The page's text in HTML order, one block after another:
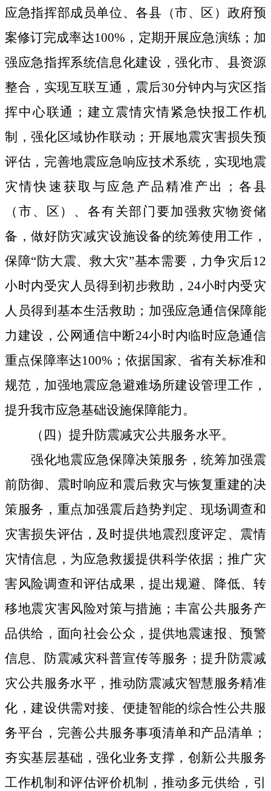
应急指挥部成员单位、各县（市、区）政府预
案修订完成率达100% ，定期开展应急演练； 加
强应急指挥系统信息化建设，强化市、县资源
整合，实现互联互通，震后30分钟内与灾区指
挥中心联通；建立震情灾情紧急快报工作机
制，强化区域协作联动；开展地震灾害损失预
评估，完善地震应急响应技术系统，实现地震
灾情快速获取与应急产品精准产出；各县
（市、区）、各有关部门要加强救灾物资储
备，做好防灾减灾设施设备的统筹使用工作，
保障“防大震、救大灾”基本需要，力争灾后12
小时内受灾人员得到初步救助， 24小时内受灾
人员得到基本生活救助；加强应急通信保障能
力建设，公网通信中断24小时内临时应急通信
重点保障率达100% ；依据国家、省有关标准和
规范，加强地震应急避难场所建设管理工作，
提升我市应急基础设施保障能力。
（四）提升防震减灾公共服务水平。
强化地震应急保障决策服务，统筹加强震
前防御、震时响应和震后救灾与恢复重建的决
策服务，重点加强震后趋势判定、现场调查和
灾害损失评估，及时提供地震烈度评定、震情
灾情信息，为应急救援提供科学依据；推广灾
害风险调查和评估成果，提出规避、降低、转
移地震灾害风险对策与措施；丰富公共服务产
品供给，面向社会公众，提供地震速报、预警
信息、防震减灾科普宣传等服务；提升防震减
灾公共服务水平，推动防震减灾智慧服务精准
化，建设供需对接、便捷智能的综合性公共服
务平台，完善公共服务事项清单和产品清单；
夯实基层基础，强化业务支撑，创新公共服务
工作机制和评估评价机制，推动多元供给，引